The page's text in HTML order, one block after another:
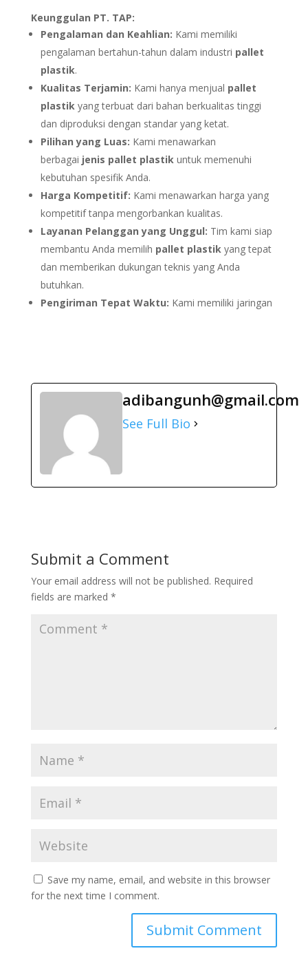
Keunggulan PT. TAP:
Pengalaman dan Keahlian: Kami memiliki
pengalaman bertahun-tahun dalam industri pallet
plastik.
Kualitas Terjamin: Kami hanya menjual pallet
plastikyang terbuat dari bahan berkualitas tinggi
dan diproduksi dengan standar yang ketat.
Pilihan yang Luas: Kami menawarkan
berbagai jenis pallet plastikuntuk memenuhi
kebutuhan spesifik Anda.
Harga Kompetitif: Kami menawarkan harga yang
kompetitif tanpa mengorbankan kualitas.
Layanan Pelanggan yang Unggul: Tim kami siap
membantu Anda memilih pallet plastikyang tepat
dan memberikan dukungan teknis yang Anda
butuhkan.
Pengiriman Tepat Waktu: Kami memiliki jaringan
adibangunh@gmail.com
See Full Bio
Submit a Comment
Your email address will not be published. Required
fields are marked *
Save my name, email, and website in this browser
for the next time I comment.